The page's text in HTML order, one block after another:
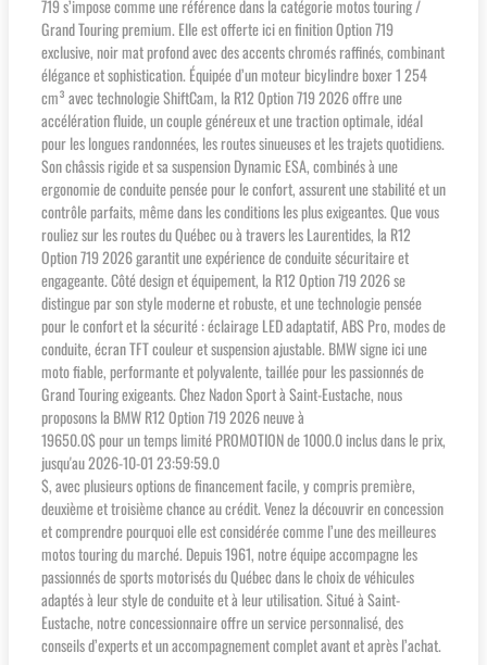
719 s’impose comme une référence dans la catégorie motos touring /
Grand Touring premium. Elle est offerte ici en finition Option 719
exclusive, noir mat profond avec des accents chromés raffinés, combinant
élégance et sophistication. Équipée d’un moteur bicylindre boxer 1 254
cm³ avec technologie ShiftCam, la R12 Option 719 2026 offre une
accélération fluide, un couple généreux et une traction optimale, idéal
pour les longues randonnées, les routes sinueuses et les trajets quotidiens.
Son châssis rigide et sa suspension Dynamic ESA, combinés à une
ergonomie de conduite pensée pour le confort, assurent une stabilité et un
contrôle parfaits, même dans les conditions les plus exigeantes. Que vous
rouliez sur les routes du Québec ou à travers les Laurentides, la R12
Option 719 2026 garantit une expérience de conduite sécuritaire et
engageante. Côté design et équipement, la R12 Option 719 2026 se
distingue par son style moderne et robuste, et une technologie pensée
pour le confort et la sécurité : éclairage LED adaptatif, ABS Pro, modes de
conduite, écran TFT couleur et suspension ajustable. BMW signe ici une
moto fiable, performante et polyvalente, taillée pour les passionnés de
Grand Touring exigeants. Chez Nadon Sport à Saint-Eustache, nous
proposons la BMW R12 Option 719 2026 neuve à
19650.0$ pour un temps limité PROMOTION de 1000.0 inclus dans le prix,
jusqu'au 2026-10-01 23:59:59.0
$, avec plusieurs options de financement facile, y compris première,
deuxième et troisième chance au crédit. Venez la découvrir en concession
et comprendre pourquoi elle est considérée comme l’une des meilleures
motos touring du marché. Depuis 1961, notre équipe accompagne les
passionnés de sports motorisés du Québec dans le choix de véhicules
adaptés à leur style de conduite et à leur utilisation. Situé à Saint-
Eustache, notre concessionnaire offre un service personnalisé, des
conseils d’experts et un accompagnement complet avant et après l’achat.